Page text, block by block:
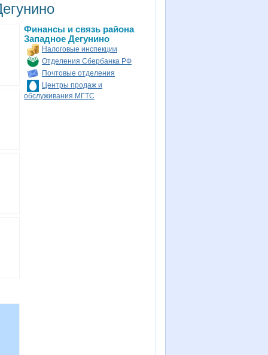
Финансы и связь района
Западное Дегунино
Налоговые инспекции
Отделения Сбербанка РФ
Почтовые отделения
Центры продаж и
обслуживания МГТС